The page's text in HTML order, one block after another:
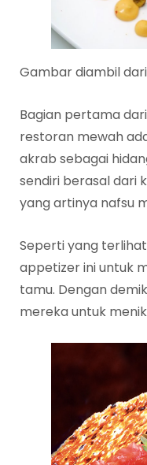
Gambar diambil dari
Bagian pertama
restoran mewah
akrab sebagai
sendiri berasal dari
yang artinya nafsu
Seperti yang
appetizer ini untuk
tamu. Dengan
mereka untuk